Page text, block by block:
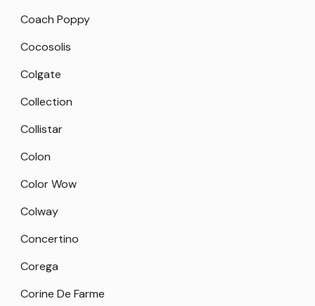
Coach Poppy
Cocosolis
Colgate
Collection
Collistar
Colon
Color Wow
Colway
Concertino
Corega
Corine De Farme